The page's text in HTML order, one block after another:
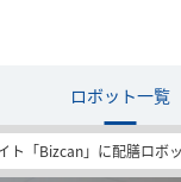
ロボット一覧
ト「Bizcan」に配膳ロボ